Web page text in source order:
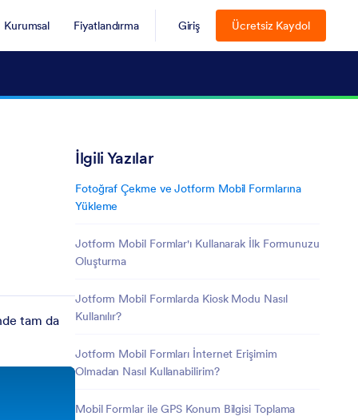
Kurumsal Fiyatlandırma Giriş Ücretsiz Kaydol
tam da
İlgili Yazılar
Fotoğraf Çekme ve Jotform Mobil Formlarına
Yükleme
Jotform Mobil Formlar'ı Kullanarak İlk Formunuzu
Oluşturma
Jotform Mobil Formlarda Kiosk Modu Nasıl
Kullanılır?
Jotform Mobil Formları İnternet Erişimim
Olmadan Nasıl Kullanabilirim?
Mobil Formlar ile GPS Konum Bilgisi Toplama